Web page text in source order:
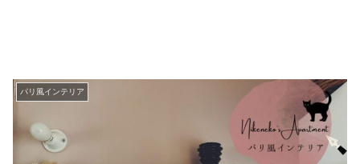
パリ風インテリア